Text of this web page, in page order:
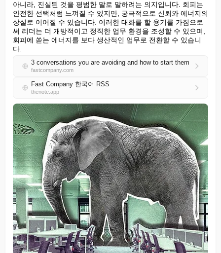
아니라, 진실된 것을 평범한 말로 말하려는 의지입니다. 회피는
안전한 선택처럼 느껴질 수 있지만, 궁극적으로 신뢰와 에너지의
상실로 이어질 수 있습니다. 이러한 대화를 할 용기를 가짐으로
써 리더는 더 개방적이고 정직한 업무 환경을 조성할 수 있으며,
회피에 쏟는 에너지를 보다 생산적인 업무로 전환할 수 있습니
다.
3 conversations you are avoiding and how to start them
fastcompany.com
Fast Company 한국어 RSS
thenote.app